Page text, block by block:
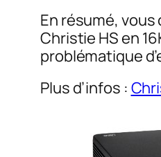
En résumé,
Christie HS en
problématique
Plus d’infos :